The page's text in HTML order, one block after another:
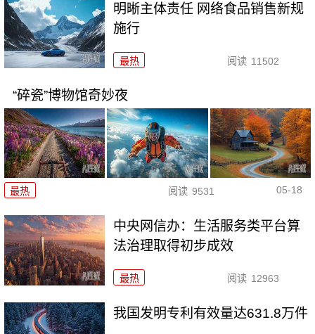
明晰主体责任 网络食品销售新规
施行
最热 阅读 11502
“碎瓷”博物馆奇妙夜
最热 阅读 9531 05-18
中央网信办：生活服务类平台算
法治理取得初步成效
最热 阅读 12963
我国发明专利有效量达631.8万件